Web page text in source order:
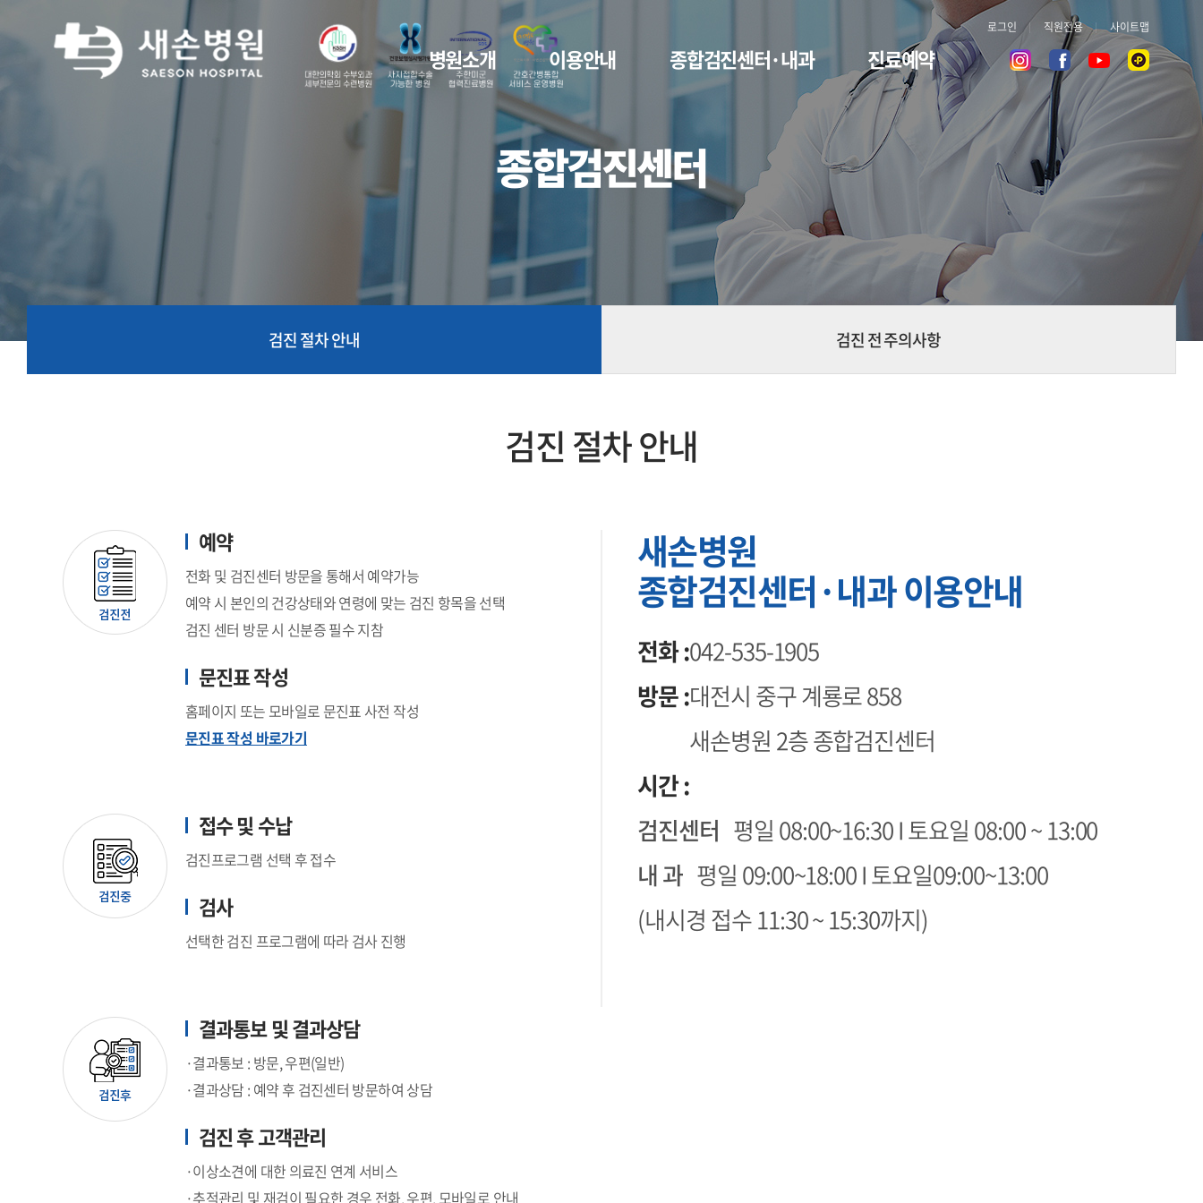
병원소개 이용안내 종합검진센터·내과 진료예약
로그인 직원전용 사이트맵
종합검진센터
검진 절차 안내 검진 전 주의사항
검진 절차 안내
예약
전화 및 검진센터 방문을 통해서 예약가능
예약 시 본인의 건강상태와 연령에 맞는 검진 항목을 선택
검진 센터 방문 시 신분증 필수 지참
문진표 작성
홈페이지 또는 모바일로 문진표 사전 작성
문진표 작성 바로가기
접수 및 수납
검진프로그램 선택 후 접수
검사
선택한 검진 프로그램에 따라 검사 진행
결과통보 및 결과상담
·결과통보 : 방문, 우편(일반)
·결과상담 : 예약 후 검진센터 방문하여 상담
검진 후 고객관리
·이상소견에 대한 의료진 연계 서비스
·추적관리 및 재검이 필요한 경우 전화, 우편, 모바일로 안내
새손병원
종합검진센터·내과 이용안내
전화 :042-535-1905
방문 :대전시 중구 계룡로 858
새손병원 2층 종합검진센터
시간 :
검진센터 평일 08:00~16:30 I 토요일 08:00 ~ 13:00
내 과 평일 09:00~18:00 I 토요일09:00~13:00
(내시경 접수 11:30 ~ 15:30까지)